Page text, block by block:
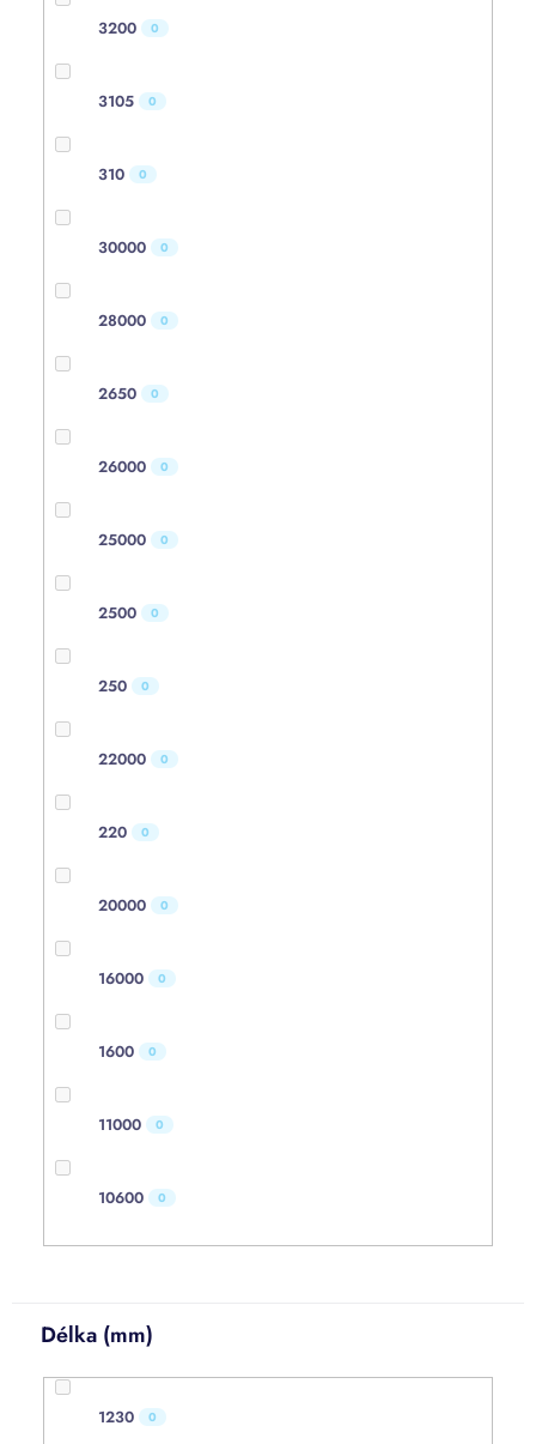
3200 0
3105 0
310 0
30000 0
28000 0
2650 0
26000 0
25000 0
2500 0
250 0
22000 0
220 0
20000 0
16000 0
1600 0
11000 0
10600 0
Délka (mm)
1230 0